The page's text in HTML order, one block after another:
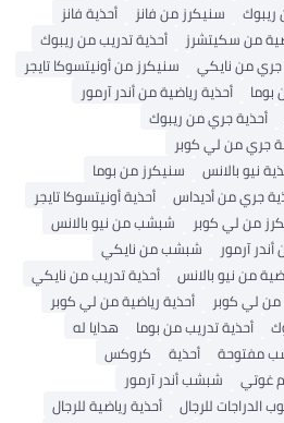
ريبوك سنيكرز من فانز
أحذية فانز
من سكيتشرز
أحذية تدريب من ريبوك
جري من نايكي
سنيكرز من أونيتسوكا تايجر
أحذية رياضية من أندر آرمور
أحذية جري من ريبوك
جري من لي كوبر
نيو بالانس
سنيكرز من بوما
جري من أديداس
أحذية أونيتسوكا تايجر
من لي كوبر
شبشب من نيو بالانس
آرمور
شبشب من نايكي
من نيو بالانس
أحذية تدريب من نايكي
لي كوبر
أحذية رياضية من لي كوبر
أحذية تدريب من بوما
هدايا له
مفتوحة أحذية
كروكس
غوتي
شبشب أندر آرمور
الدراجات للرجال
أحذية رياضية للرجال